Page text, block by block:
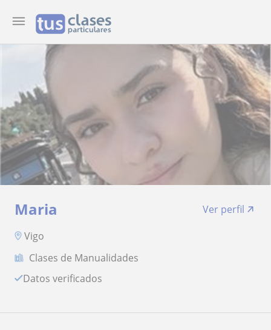
Maria
Ver perfil
Vigo
Clases de Manualidades
Datos verificados